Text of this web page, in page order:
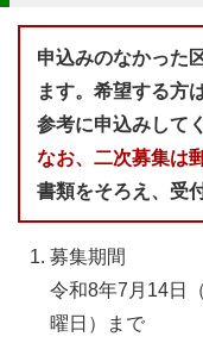
申込みのなかった
ます。希望する方
参考に申込みして
なお、二次募集は
書類をそろえ、受
募集期間
令和8年7月14日
曜日）まで